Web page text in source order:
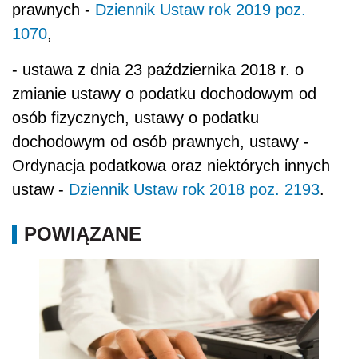
prawnych - Dziennik Ustaw rok 2019 poz.
1070,
- ustawa z dnia 23 października 2018 r. o
zmianie ustawy o podatku dochodowym od
osób fizycznych, ustawy o podatku
dochodowym od osób prawnych, ustawy -
Ordynacja podatkowa oraz niektórych innych
ustaw - Dziennik Ustaw rok 2018 poz. 2193.
POWIĄZANE